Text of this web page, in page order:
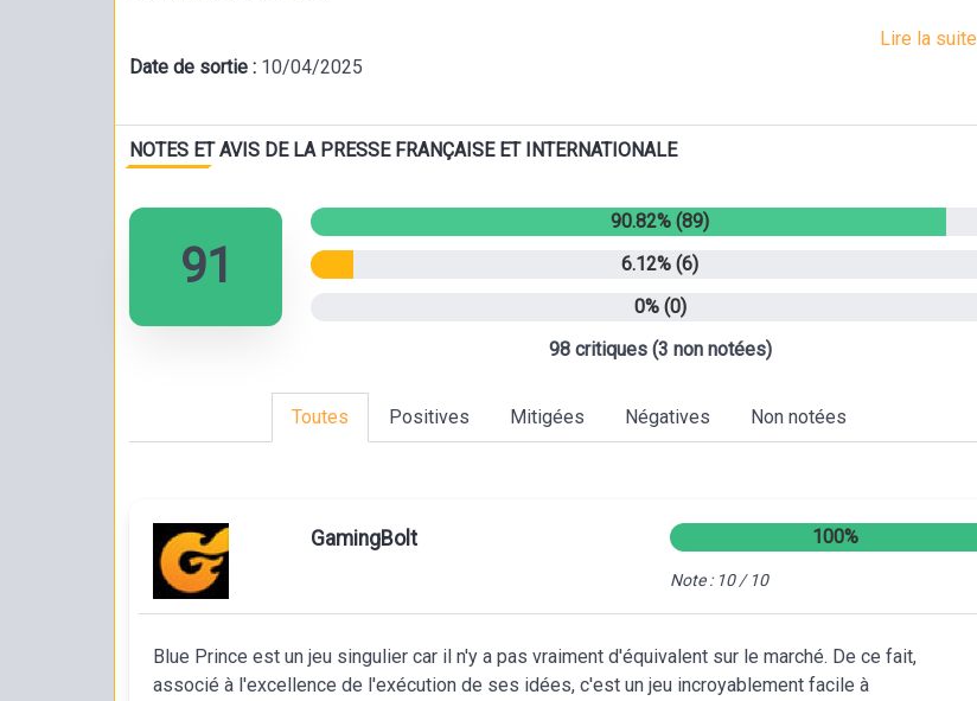
Lire la suite
Date de sortie : 10/04/2025
NOTES ET AVIS DE LA PRESSE FRANÇAISE ET INTERNATIONALE
91
90.82% (89)
6.12% (6)
0% (0)
98 critiques (3 non notées)
Toutes Positives Mitigées Négatives Non notées
GamingBolt 100%
Note : 10 / 10
Blue Prince est un jeu singulier car il n'y a pas vraiment d'équivalent sur le marché. De ce fait,
associé à l'excellence de l'exécution de ses idées, c'est un jeu incroyablement facile à